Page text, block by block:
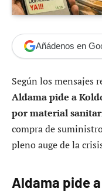
Añádenos en
Según los mensajes
Aldama pide a
por material
compra de
pleno auge de la
Aldama pide